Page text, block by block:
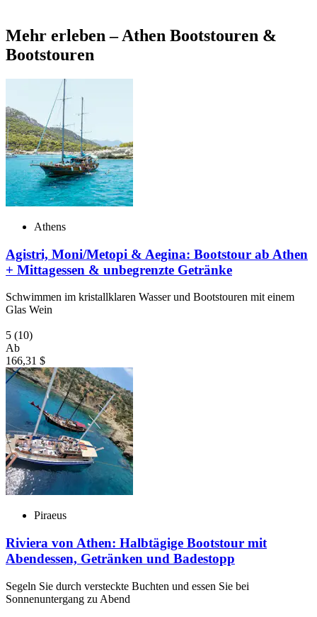
Mehr erleben – Athen Bootstouren &
Bootstouren
Athens
Agistri, Moni/Metopi & Aegina: Bootstour ab Athen
+ Mittagessen & unbegrenzte Getränke
Schwimmen im kristallklaren Wasser und Bootstouren mit einem
Glas Wein
5 (10)
Ab
166,31 $
Piraeus
Riviera von Athen: Halbtägige Bootstour mit
Abendessen, Getränken und Badestopp
Segeln Sie durch versteckte Buchten und essen Sie bei
Sonnenuntergang zu Abend